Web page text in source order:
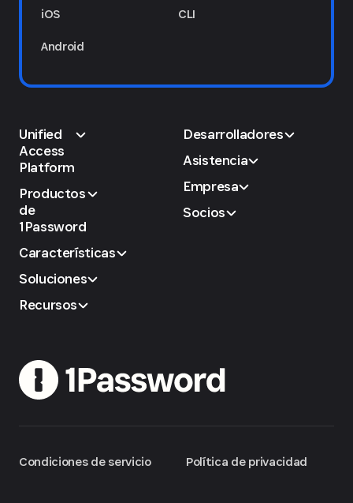
iOS
Android
CLI
Unified
Access
Platform
Productos
de
1Password
Características
Soluciones
Recursos
Desarrolladores
Asistencia
Empresa
Socios
Condiciones de servicio Política de privacidad